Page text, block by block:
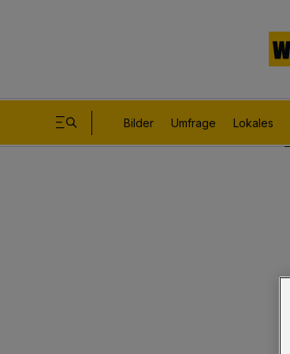
Bilder Umfrage Lokales